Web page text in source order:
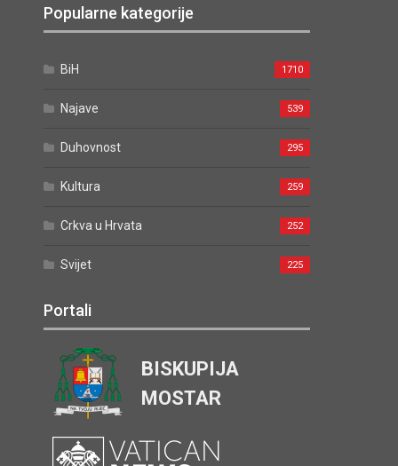
Popularne kategorije
BiH 1710
Najave 539
Duhovnost 295
Kultura 259
Crkva u Hrvata 252
Svijet 225
Portali
BISKUPIJA
MOSTAR